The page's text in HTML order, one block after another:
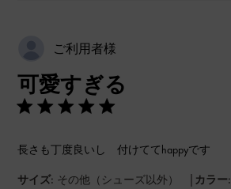
ご利用者様
可愛すぎる
長さも丁度良いし 付けててhappyです
サイズ: その他（シューズ以外） | カラー: